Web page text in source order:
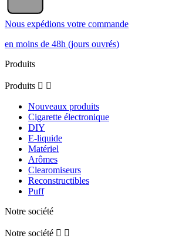
Nous expédions votre commande
en moins de 48h (jours ouvrés)
Produits
Produits  
Nouveaux produits
Cigarette électronique
DIY
E-liquide
Matériel
Arômes
Clearomiseurs
Reconstructibles
Puff
Notre société
Notre société  